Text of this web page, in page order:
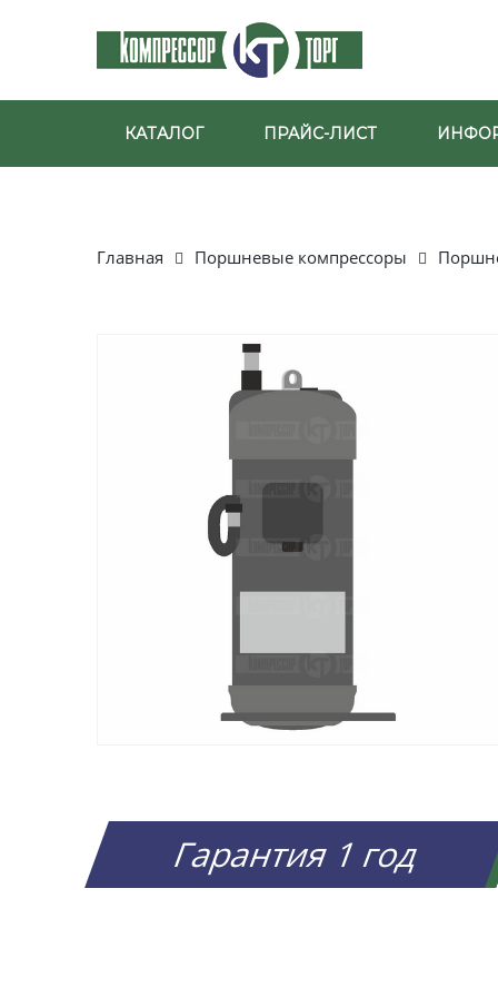
КАТАЛОГ ПРАЙС-ЛИСТ
Главная Поршневые компрессоры
Гарантия 1 год